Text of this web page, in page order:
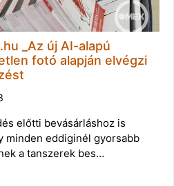
_Az új AI-alapú
fotó alapján elvégzi
előtti bevásárláshoz is
minden eddiginél gyorsabb
a tanszerek bes…